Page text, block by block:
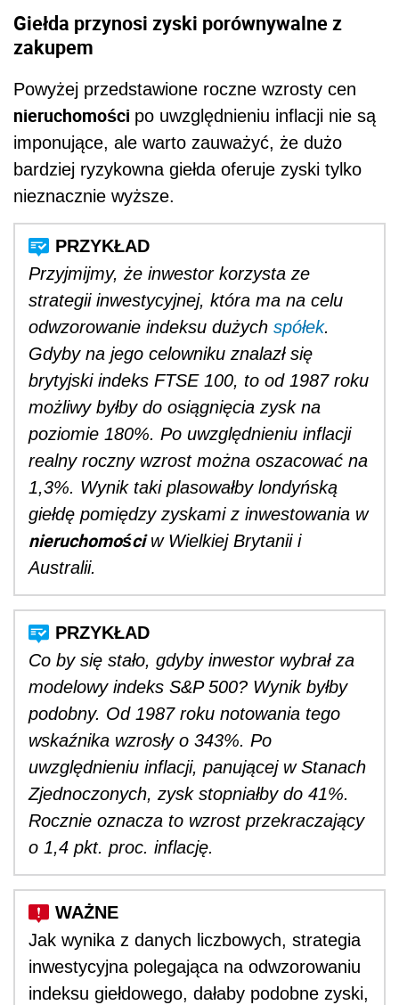
Giełda przynosi zyski porównywalne z
zakupem
Powyżej przedstawione roczne wzrosty cen
nieruchomości po uwzględnieniu inflacji nie są
imponujące, ale warto zauważyć, że dużo
bardziej ryzykowna giełda oferuje zyski tylko
nieznacznie wyższe.
Przyjmijmy, że inwestor korzysta ze
strategii inwestycyjnej, która ma na celu
odwzorowanie indeksu dużych spółek.
Gdyby na jego celowniku znalazł się
brytyjski indeks FTSE 100, to od 1987 roku
możliwy byłby do osiągnięcia zysk na
poziomie 180%. Po uwzględnieniu inflacji
realny roczny wzrost można oszacować na
1,3%. Wynik taki plasowałby londyńską
giełdę pomiędzy zyskami z inwestowania w
nieruchomościw Wielkiej Brytanii i
Australii.
Co by się stało, gdyby inwestor wybrał za
modelowy indeks S&P 500? Wynik byłby
podobny. Od 1987 roku notowania tego
wskaźnika wzrosły o 343%. Po
uwzględnieniu inflacji, panującej w Stanach
Zjednoczonych, zysk stopniałby do 41%.
Rocznie oznacza to wzrost przekraczający
o 1,4 pkt. proc. inflację.
Jak wynika z danych liczbowych, strategia
inwestycyjna polegająca na odwzorowaniu
indeksu giełdowego, dałaby podobne zyski,